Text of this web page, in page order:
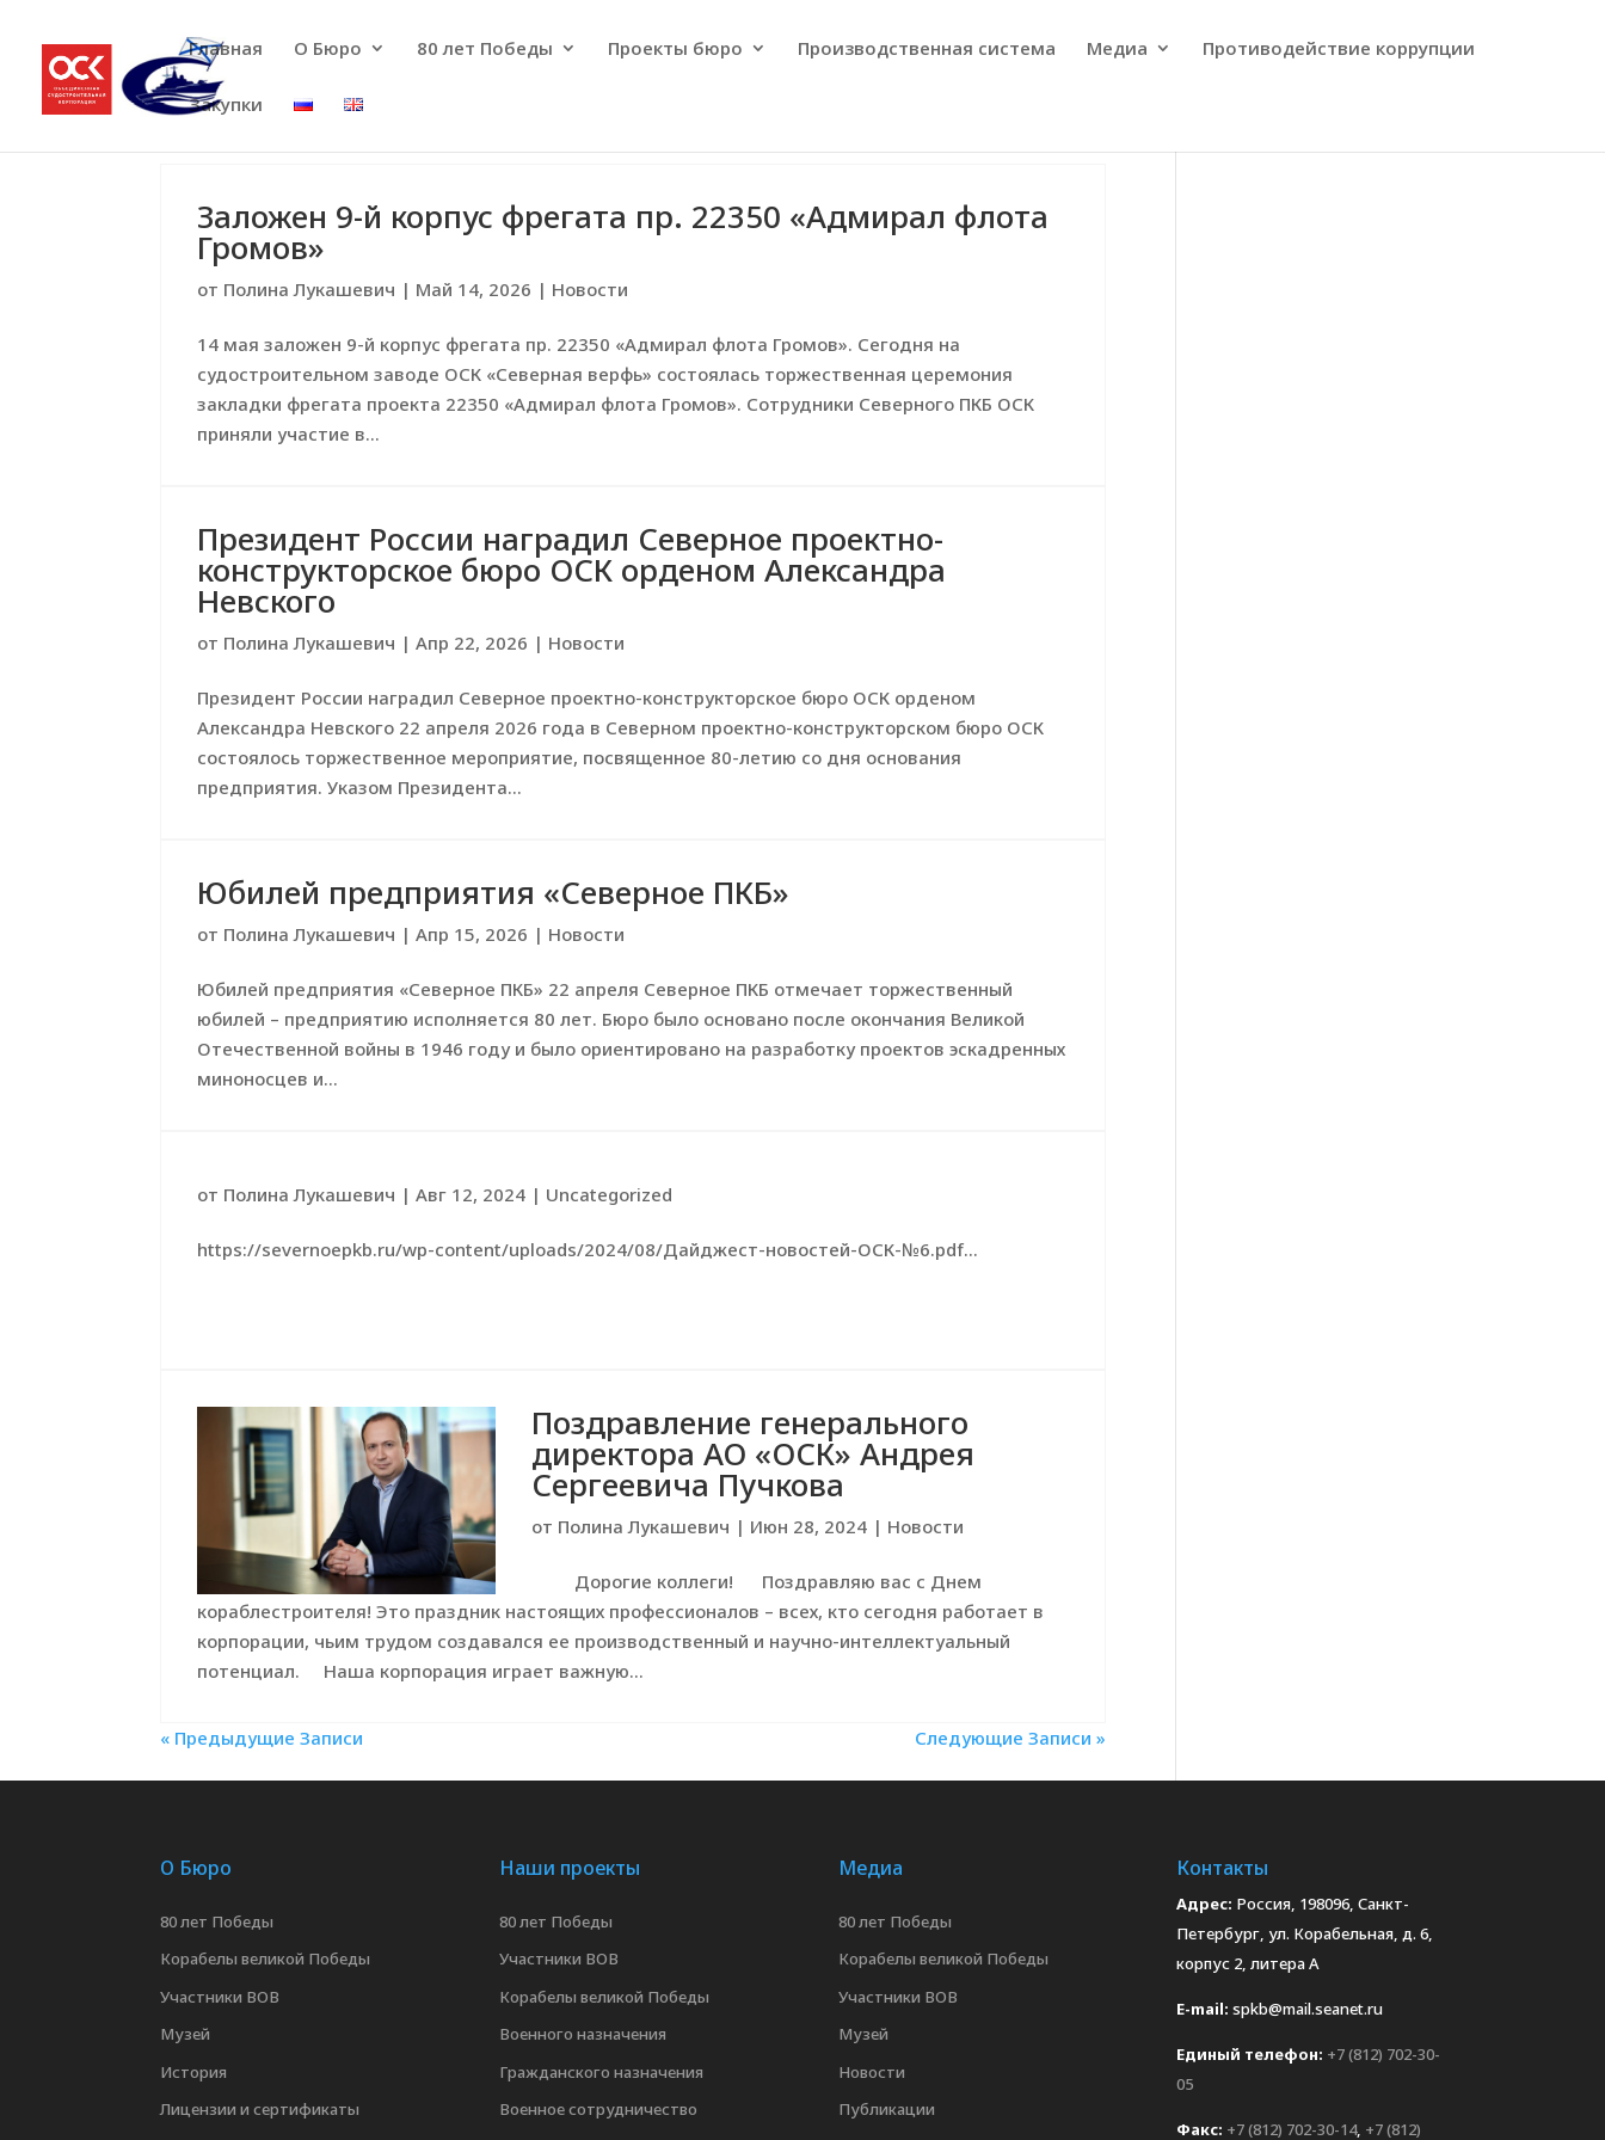
Главная О Бюро 80 лет Победы Проекты бюро Производственная система Медиа Противодействие коррупции
Закупки
Заложен 9-й корпус фрегата пр. 22350 «Адмирал флота
Громов»
от Полина Лукашевич | Май 14, 2026 | Новости
14 мая заложен 9-й корпус фрегата пр. 22350 «Адмирал флота Громов». Сегодня на
судостроительном заводе ОСК «Северная верфь» состоялась торжественная церемония
закладки фрегата проекта 22350 «Адмирал флота Громов». Сотрудники Северного ПКБ ОСК
приняли участие в...
Президент России наградил Северное проектно-
конструкторское бюро ОСК орденом Александра
Невского
от Полина Лукашевич |Апр 22, 2026 | Новости
Президент России наградил Северное проектно-конструкторское бюро ОСК орденом
Александра Невского 22 апреля 2026 года в Северном проектно-конструкторском бюро ОСК
состоялось торжественное мероприятие, посвященное 80-летию со дня основания
предприятия. Указом Президента...
Юбилей предприятия «Северное ПКБ»
от Полина Лукашевич |Апр 15, 2026 | Новости
Юбилей предприятия «Северное ПКБ» 22 апреля Северное ПКБ отмечает торжественный
юбилей – предприятию исполняется 80 лет. Бюро было основано после окончания Великой
Отечественной войны в 1946 году и было ориентировано на разработку проектов эскадренных
миноносцев и...
от Полина Лукашевич |Авг 12, 2024 | Uncategorized
https://severnoepkb.ru/wp-content/uploads/2024/08/Дайджест-новостей-ОСК-№6.pdf...
Поздравление генерального
директора АО «ОСК» Андрея
Сергеевича Пучкова
от Полина Лукашевич | Июн 28, 2024 | Новости
Дорогие коллеги! Поздравляю вас с Днем
кораблестроителя! Это праздник настоящих профессионалов – всех, кто сегодня работает в
корпорации, чьим трудом создавался ее производственный и научно-интеллектуальный
потенциал. Наша корпорация играет важную...
« Предыдущие Записи Следующие Записи »
О Бюро
80 лет Победы
Корабелы великой Победы
Участники ВОВ
Музей
История
Лицензии и сертификаты
Наши проекты
80 лет Победы
Участники ВОВ
Корабелы великой Победы
Военного назначения
Гражданского назначения
Военное сотрудничество
Медиа
80 лет Победы
Корабелы великой Победы
Участники ВОВ
Музей
Новости
Публикации
Контакты
Адрес: Россия, 198096, Санкт-
Петербург, ул. Корабельная, д. 6,
корпус 2, литера А
E-mail: spkb@mail.seanet.ru
Единый телефон: +7 (812) 702-30-
05
Факс: +7 (812) 702-30-14, +7 (812)